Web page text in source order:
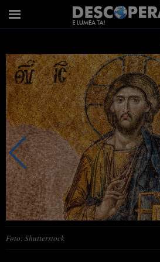
Foto: Shutterstock